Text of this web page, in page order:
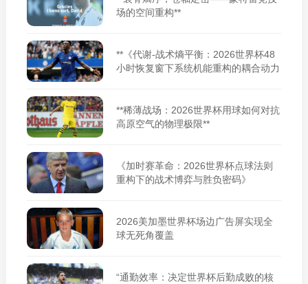
场的空间重构**
**《代谢-战术熵平衡：2026世界杯48
小时恢复窗下系统机能重构的耦合动力
**稀薄战场：2026世界杯用球如何对抗
高原空气的物理极限**
《加时赛革命：2026世界杯点球法则
重构下的战术博弈与胜负密码》
2026美加墨世界杯场边广告屏实现全
球无死角覆盖
“通勤效率：决定世界杯后勤成败的核